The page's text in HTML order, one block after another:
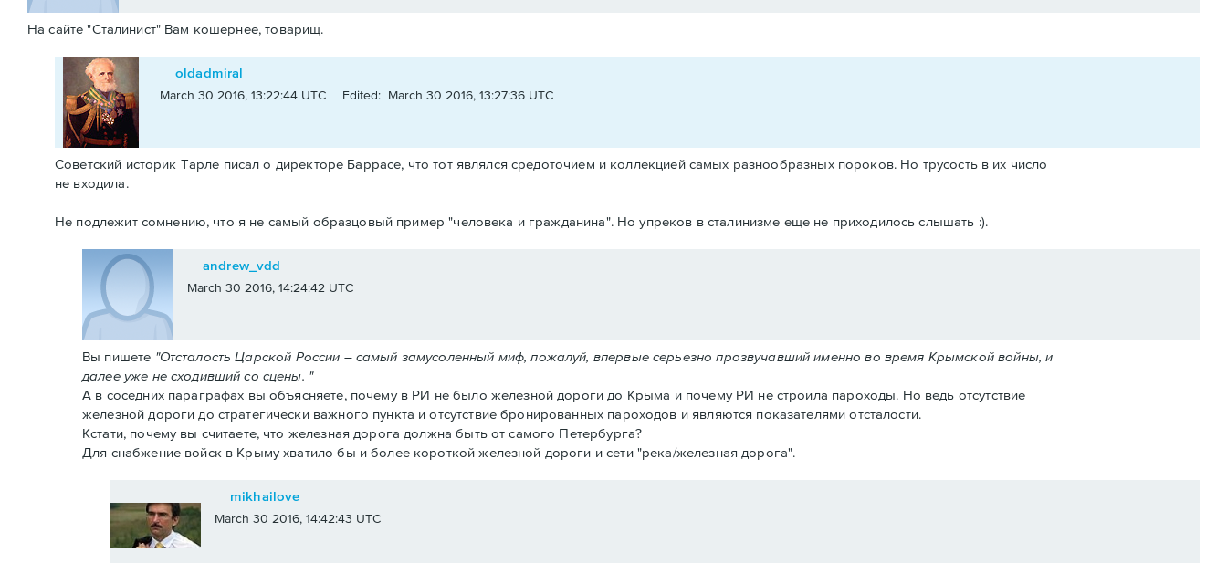
На сайте "Сталинист" Вам кошернее, товарищ.
oldadmiral
March 30 2016, 13:22:44 UTC Edited: March 30 2016, 13:27:36 UTC
Советский историк Тарле писал о директоре Баррасе, что тот являлся средоточием и коллекцией самых разнообразных пороков. Но трусость в их число
не входила.
Не подлежит сомнению, что я не самый образцовый пример "человека и гражданина". Но упреков в сталинизме еще не приходилось слышать :).
andrew_vdd
March 30 2016, 14:24:42 UTC
Вы пишете "Отсталость Царской России – самый замусоленный миф, пожалуй, впервые серьезно прозвучавший именно во время Крымской войны, и
далее уже не сходивший со сцены. "
А в соседних параграфах вы объясняете, почему в РИ не было железной дороги до Крыма и почему РИ не строила пароходы. Но ведь отсутствие
железной дороги до стратегически важного пункта и отсутствие бронированных пароходов и являются показателями отсталости.
Кстати, почему вы считаете, что железная дорога должна быть от самого Петербурга?
Для снабжение войск в Крыму хватило бы и более короткой железной дороги и сети "река/железная дорога".
mikhailove
March 30 2016, 14:42:43 UTC